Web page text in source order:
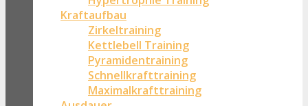
Kraftaufbau
Zirkeltraining
Kettlebell Training
Pyramidentraining
Schnellkrafttraining
Maximalkrafttraining